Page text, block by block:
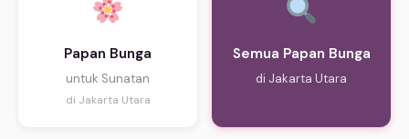
Papan Bunga
untuk Sunatan
di Jakarta Utara
Semua Papan Bunga
di Jakarta Utara